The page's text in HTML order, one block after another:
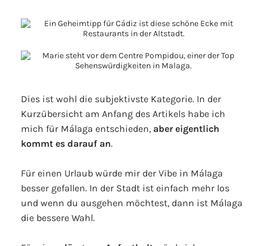
Dies ist wohl die subjektivste Kategorie. In der
Kurzübersicht am Anfang des Artikels habe ich
mich für Málaga entschieden, aber eigentlich
kommt es darauf an.
Für einen Urlaub würde mir der Vibe in Málaga
besser gefallen. In der Stadt ist einfach mehr los
und wenn du ausgehen möchtest, dann ist Málaga
die bessere Wahl.